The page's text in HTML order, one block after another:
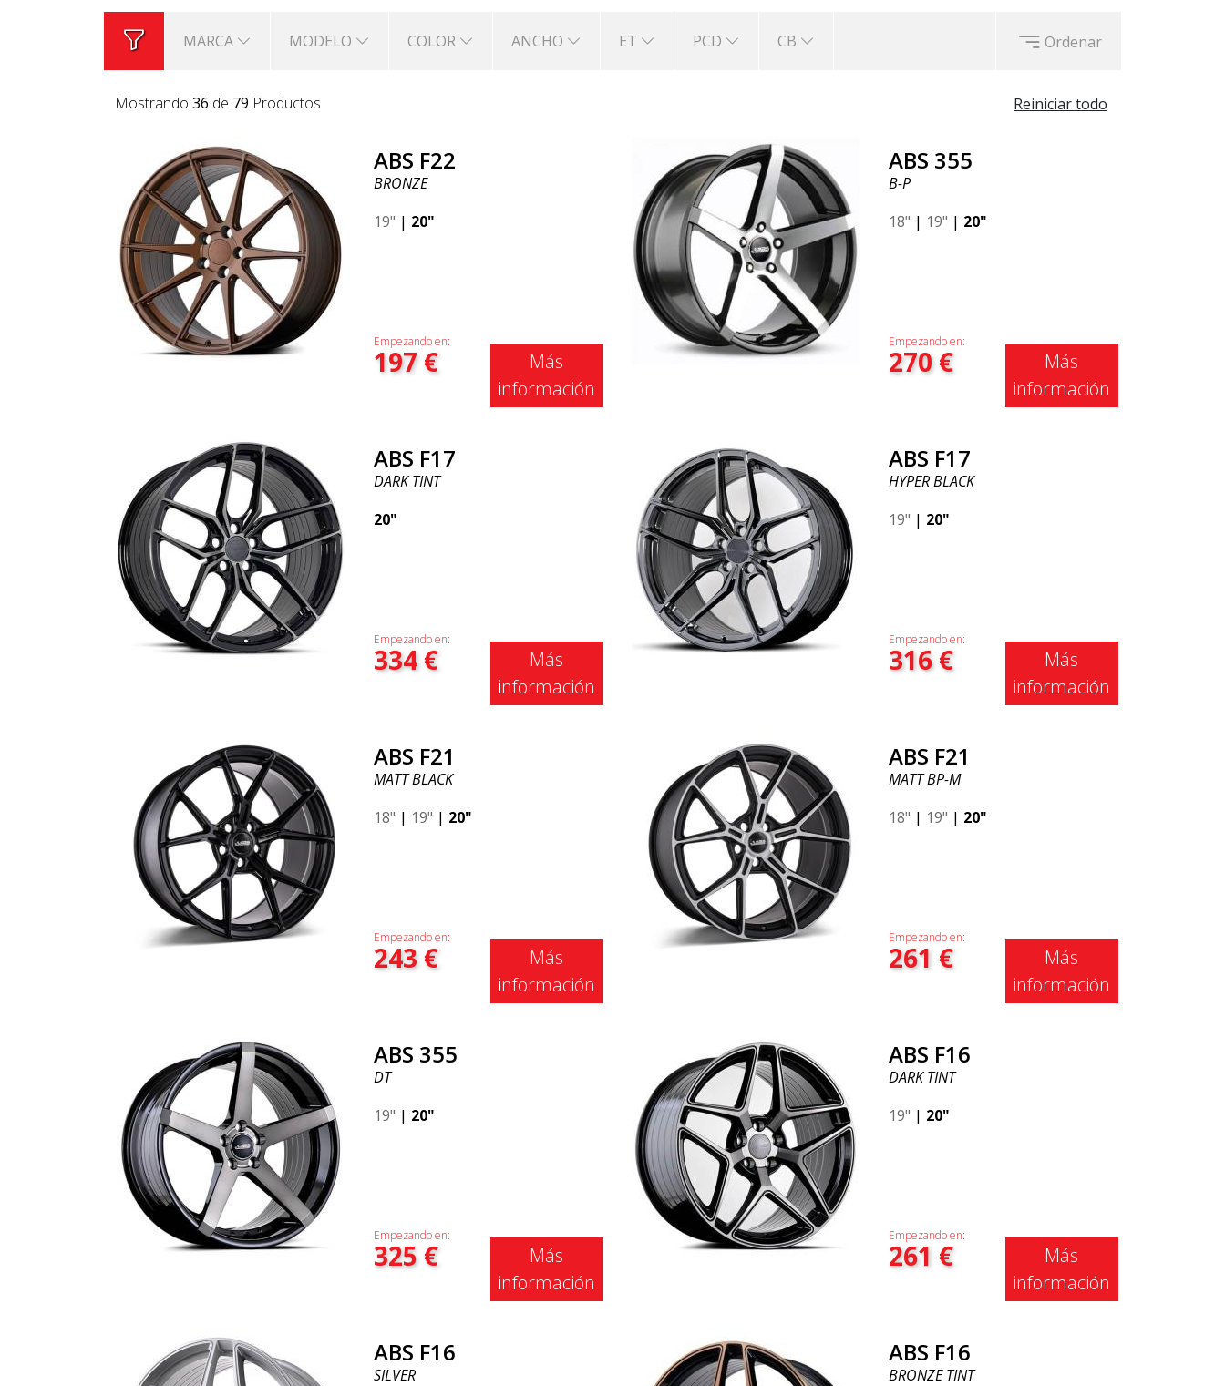
MARCA MODELO COLOR ANCHO ET PCD CB Ordenar
Reiniciar todo
Mostrando 36 de 79 Productos
ABS F22
BRONZE
19" | 20"
Empezando en:
197€
Más
información
ABS 355
B-P
18" | 19" | 20"
Empezando en:
270€
Más
información
ABS F17
DARK TINT
20"
Empezando en:
334€
Más
información
ABS F17
HYPER BLACK
19" | 20"
Empezando en:
316€
Más
información
ABS F21
MATT BLACK
18" | 19" | 20"
Empezando en:
243€
Más
información
ABS F21
MATT BP-M
18" | 19" | 20"
Empezando en:
261 €
Más
información
ABS 355
DT
19" | 20"
Empezando en:
325€
Más
información
ABS F16
DARK TINT
19" | 20"
Empezando en:
261 €
Más
información
ABS F16
SILVER
ABS F16
BRONZE TINT